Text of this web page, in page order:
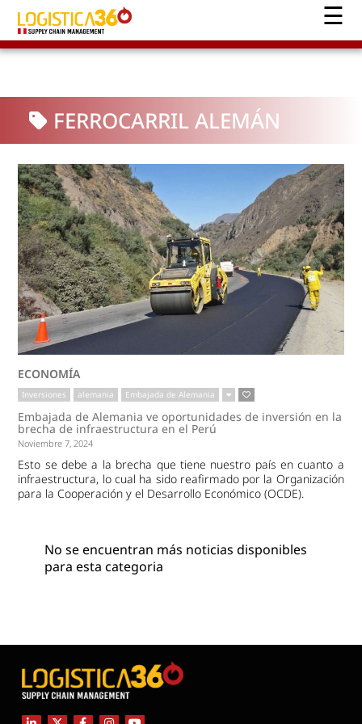
FERROCARRIL ALEMÁN
ECONOMÍA
Inversiones alemania Embajada de Alemania
Embajada de Alemania ve oportunidades de inversión en la
brecha de infraestructura en el Perú
Noviembre 7, 2024
Esto se debe a la brecha que tiene nuestro país en cuanto a
infraestructura, lo cual ha sido reafirmado por la Organización
para la Cooperación y el Desarrollo Económico (OCDE).
No se encuentran más noticias disponibles
para esta categoria